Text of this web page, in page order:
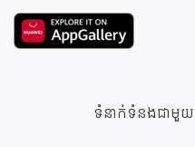
ទំនាក់ទំនងជាមួ